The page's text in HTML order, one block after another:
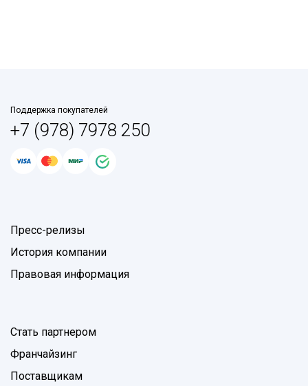
Поддержка покупателей
+7 (978) 7978 250
Пресс-релизы
История компании
Правовая информация
Стать партнером
Франчайзинг
Поставщикам